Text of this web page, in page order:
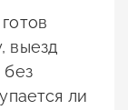
выезд
без
ли